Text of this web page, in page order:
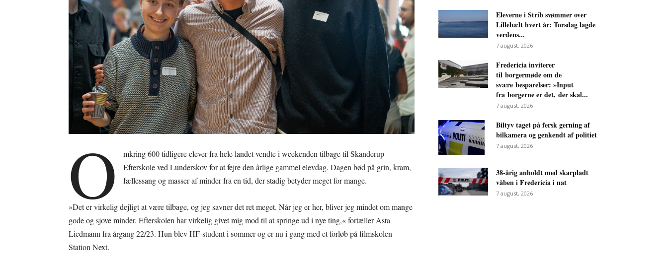
O
mkring 600 tidligere elever fra hele landet vendte i weekenden tilbage til Skanderup
Efterskole ved Lunderskov for at fejre den årlige gammel elevdag. Dagen bød på grin, kram,
fællessang og masser af minder fra en tid, der stadig betyder meget for mange.
»Det er virkelig dejligt at være tilbage, og jeg savner det ret meget. Når jeg er her, bliver jeg mindet om mange
gode og sjove minder. Efterskolen har virkelig givet mig mod til at springe ud i nye ting,« fortæller Asta
Liedmann fra årgang 22/23. Hun blev HF-student i sommer og er nu i gang med et forløb på filmskolen
Station Next.
Eleverne i Strib svømmer over
Lillebælt hvert år: Torsdag lagde
verdens...
7 august, 2026
Fredericia inviterer
til borgermøde om de
svære besparelser: »Input
fra borgerne er det, der skal...
7 august, 2026
Biltyv taget på fersk gerning af
bilkamera og genkendt af politiet
7 august, 2026
38-årig anholdt med skarpladt
våben i Fredericia i nat
7 august, 2026